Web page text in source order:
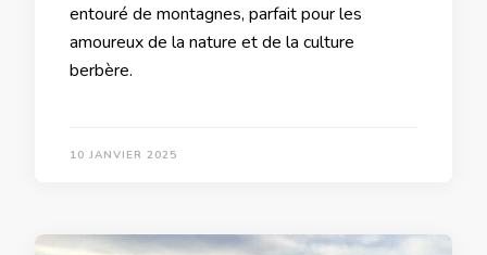
entouré de montagnes, parfait pour les
amoureux de la nature et de la culture
berbère.
10 JANVIER 2025